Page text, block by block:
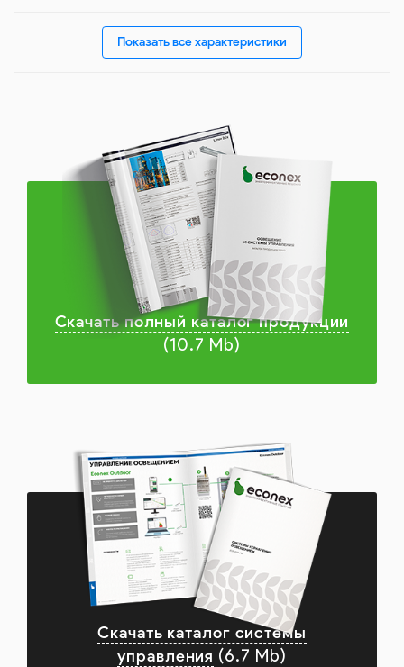
Показать все характеристики
Скачать полный каталог продукции
(10.7 Mb)
Скачать каталог системы
управления (6.7 Mb)